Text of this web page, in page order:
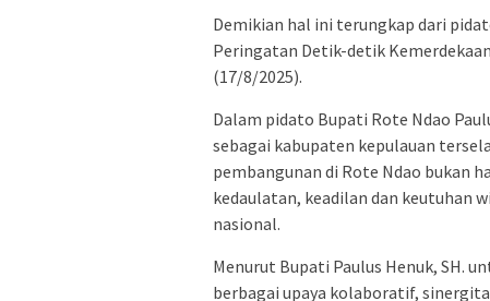
Demikian hal ini terungkap dari
Peringatan Detik-detik
(17/8/2025).
Dalam pidato Bupati Rote Ndao
sebagai kabupaten kepulauan
pembangunan di Rote Ndao bukan
kedaulatan, keadilan dan keutuhan
nasional.
Menurut Bupati Paulus Henuk, SH.
berbagai upaya kolaboratif,